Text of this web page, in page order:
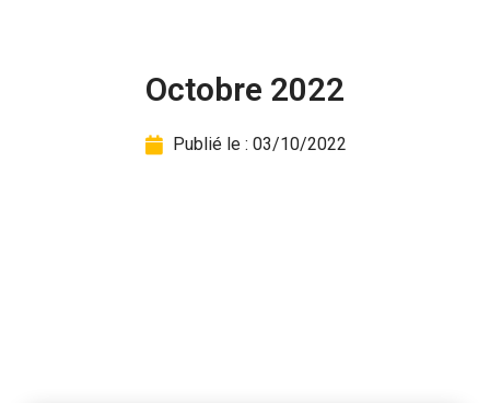
Octobre 2022
Publié le : 03/10/2022